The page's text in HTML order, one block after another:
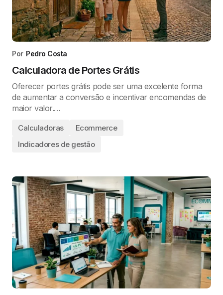
Por Pedro Costa
Calculadora de Portes Grátis
Oferecer portes grátis pode ser uma excelente forma
de aumentar a conversão e incentivar encomendas de
maior valor.…
Calculadoras
Ecommerce
Indicadores de gestão